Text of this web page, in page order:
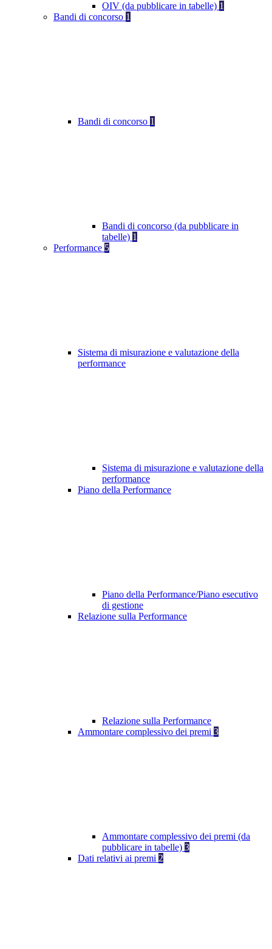
OIV (da pubblicare in tabelle) 1
Bandi di concorso 1
Bandi di concorso 1
Bandi di concorso (da pubblicare in
tabelle) 1
Performance 5
Sistema di misurazione e valutazione della
performance
Sistema di misurazione e valutazione della
performance
Piano della Performance
Piano della Performance/Piano esecutivo
di gestione
Relazione sulla Performance
Relazione sulla Performance
Ammontare complessivo dei premi 3
Ammontare complessivo dei premi (da
pubblicare in tabelle) 3
Dati relativi ai premi 2